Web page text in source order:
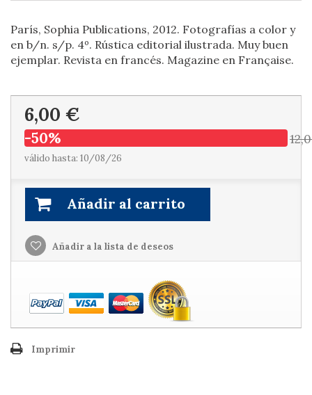
París, Sophia Publications, 2012. Fotografías a color y
en b/n. s/p. 4º. Rústica editorial ilustrada. Muy buen
ejemplar. Revista en francés. Magazine en Française.
6,00 €
-50%
válido hasta: 10/08/26
Añadir al carrito
Añadir a la lista de deseos
Imprimir